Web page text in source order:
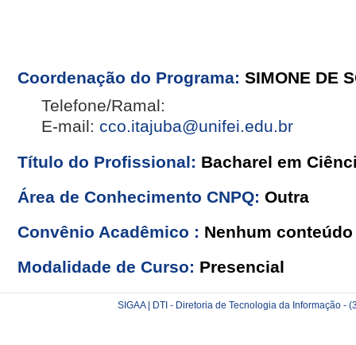
Coordenação do Programa: SIMONE DE
Telefone/Ramal:
E-mail: cco.itajuba@unifei.edu.br
Título do Profissional: Bacharel em
Área de Conhecimento CNPQ: Outra
Convênio Acadêmico : Nenhum
Modalidade de Curso: Presencial
SIGAA | DTI - Diretoria de Tecnologia da Informação